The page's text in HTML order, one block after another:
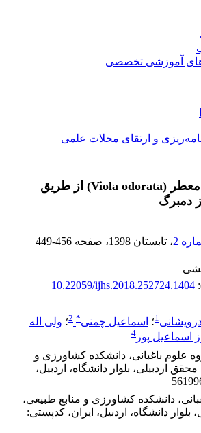
آموزشی تخصصی
و ارتقای مجلات علمی
باززایی گیاه بنفشه معطر (Viola odorata) از طریق
دمبرگ
، تابستان 1398 ، صفحه 449-456
10.22059/ijhs.2018.252724.1404
1؛ اسماعیل چمنی*
2؛ ولی اله
اسماعیل پور 4
علوم باغبانی، دانشکده کشاورزی و
اردبیلی، بلوار دانشگاه، اردبیل،
دانشکده کشاورزی و منابع طبیعی،
بلوار دانشگاه، اردبیل، ایران، کدپستی: